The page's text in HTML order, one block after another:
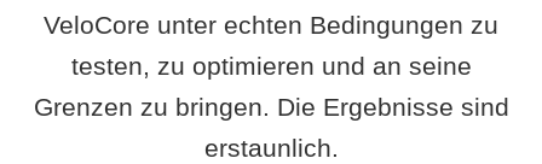
VeloCore unter echten Bedingungen zu
testen, zu optimieren und an seine
Grenzen zu bringen. Die Ergebnisse sind
erstaunlich.